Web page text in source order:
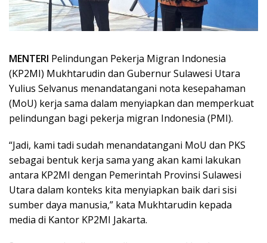
MENTERI Pelindungan Pekerja Migran Indonesia
(KP2MI) Mukhtarudin dan Gubernur Sulawesi Utara
Yulius Selvanus menandatangani nota kesepahaman
(MoU) kerja sama dalam menyiapkan dan memperkuat
pelindungan bagi pekerja migran Indonesia (PMI).
“Jadi, kami tadi sudah menandatangani MoU dan PKS
sebagai bentuk kerja sama yang akan kami lakukan
antara KP2MI dengan Pemerintah Provinsi Sulawesi
Utara dalam konteks kita menyiapkan baik dari sisi
sumber daya manusia,” kata Mukhtarudin kepada
media di Kantor KP2MI Jakarta.